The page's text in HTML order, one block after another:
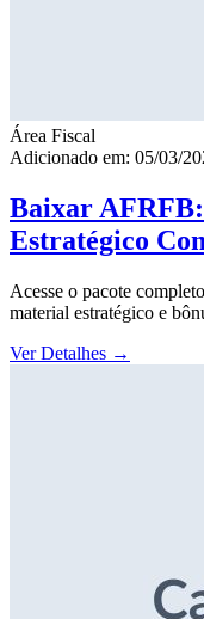
Área Fiscal
Adicionado em: 05/03/
Baixar
Estratégico
Acesse o pacote
material estratégico e
Ver Detalhes →